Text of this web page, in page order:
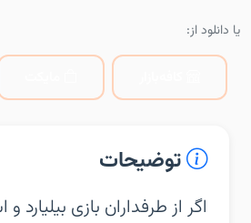
یا دانلود از:
توضیحات
‏‏اگر از طرفداران بازی بیلیارد